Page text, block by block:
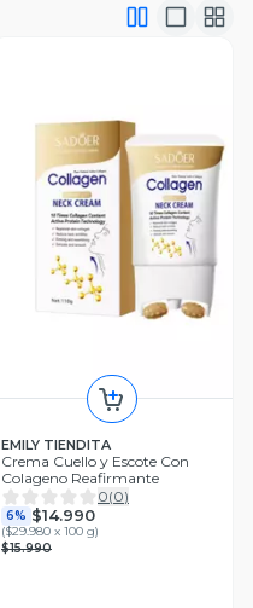
EMILY TIENDITA
Crema Cuello y Escote Con
Colageno Reafirmante
0(0)
6% $14.990
($29.980 x 100 g)
$15.990